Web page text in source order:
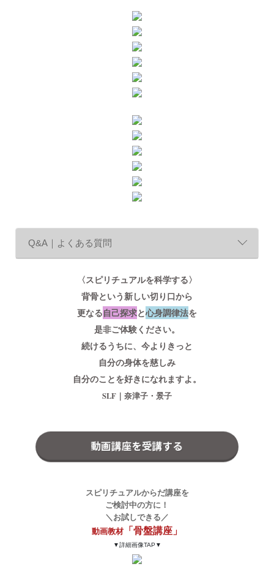
Q&A｜よくある質問
〈スピリチュアルを科学する〉
背骨という新しい切り口から
更なる自己探求と心身調律法を
是非ご体験ください。
続けるうちに、今よりきっと
自分の身体を慈しみ
自分のことを好きになれますよ。
SLF｜奈津子・景子
動画講座を受講する
スピリチュアルからだ講座を
ご検討中の方に！
＼お試しできる／
動画教材 「骨盤講座」
▼詳細画像TAP▼